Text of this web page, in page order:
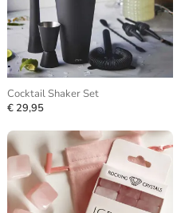
Cocktail Shaker Set
€ 29,95